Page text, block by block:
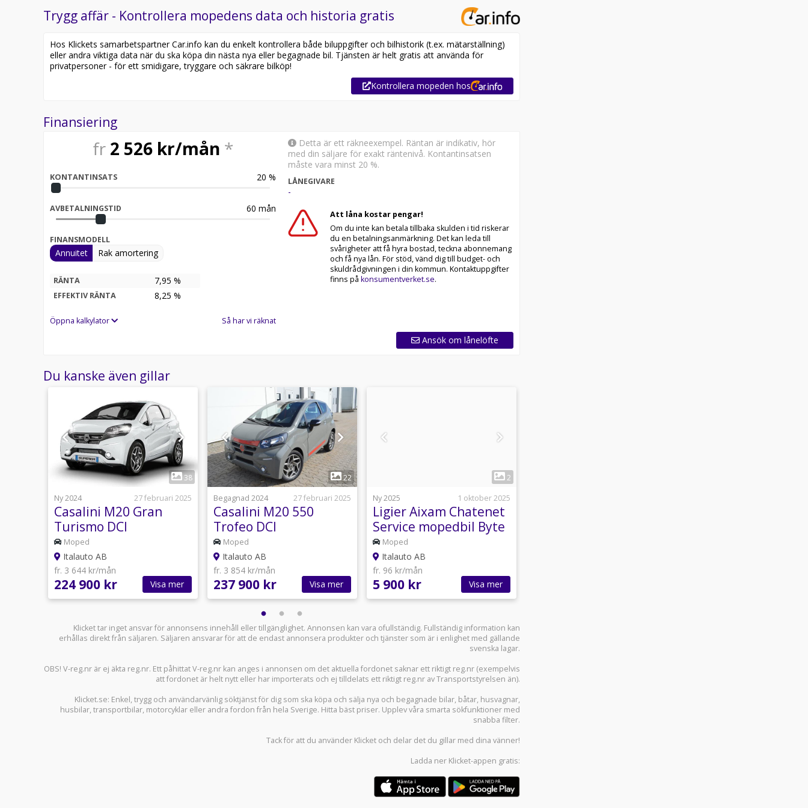
Trygg affär - Kontrollera mopedens data och historia gratis
Hos Klickets samarbetspartner Car.info kan du enkelt kontrollera både biluppgifter och bilhistorik (t.ex. mätarställning)
eller andra viktiga data när du ska köpa din nästa nya eller begagnade bil. Tjänsten är helt gratis att använda för
privatpersoner - för ett smidigare, tryggare och säkrare bilköp!
Kontrollera mopeden hos
Finansiering
fr 2 526kr/mån *
KONTANTINSATS 20 %
AVBETALNINGSTID 60 mån
FINANSMODELL
Annuitet Rak amortering
RÄNTA 7,95 %
EFFEKTIV RÄNTA 8,25 %
Öppna kalkylator Så har vi räknat
Detta är ett räkneexempel. Räntan är indikativ, hör
med din säljare för exakt räntenivå. Kontantinsatsen
måste vara minst 20 %.
LÅNEGIVARE
-
Att låna kostar pengar!
Om du inte kan betala tillbaka skulden i tid riskerar
du en betalningsanmärkning. Det kan leda till
svårigheter att få hyra bostad, teckna abonnemang
och få nya lån. För stöd, vänd dig till budget- och
skuldrådgivningen i din kommun. Kontaktuppgifter
finns på konsumentverket.se.
Ansök om lånelöfte
Du kanske även gillar
1
38
Ny 2024
27 februari 2025
Casalini M20 Gran
Turismo DCI
Moped
Italauto AB
fr. 3 644 kr/mån
224 900 kr Visa mer
22
Begagnad 2024
27 februari 2025
Casalini M20 550
Trofeo DCI
Moped
Italauto AB
fr. 3 854 kr/mån
237 900 kr Visa mer
2
Ny 2025
1 oktober 2025
Ligier Aixam Chatenet
Service mopedbil Byte
kamrem 5900kr
Moped
Italauto AB
fr. 96 kr/mån
5 900 kr Visa mer
Klicket tar inget ansvar för annonsens innehåll eller tillgänglighet. Annonsen kan vara ofullständig. Fullständig information kan
erhållas direkt från säljaren. Säljaren ansvarar för att de endast annonsera produkter och tjänster som är i enlighet med gällande
svenska lagar.
OBS! V-reg.nr är ej äkta reg.nr. Ett påhittat V-reg.nr kan anges i annonsen om det aktuella fordonet saknar ett riktigt reg.nr (exempelvis
att fordonet är helt nytt eller har importerats och ej tilldelats ett riktigt reg.nr av Transportstyrelsen än).
Klicket.se: Enkel, trygg och användarvänlig söktjänst för dig som ska köpa och sälja nya och begagnade bilar, båtar, husvagnar,
husbilar,transportbilar, motorcyklar eller andra fordon från hela Sverige. Hitta bäst priser. Upplev våra smarta sökfunktioner med
snabba filter.
Tack för att du använder Klicket och delar det du gillar med dina vänner!
Ladda ner Klicket-appen gratis: